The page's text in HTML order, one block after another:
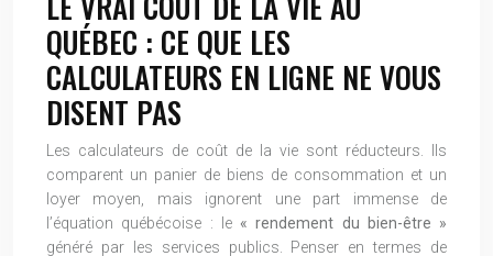
QUÉBEC : CE QUE LES
CALCULATEURS EN LIGNE NE VOUS
DISENT PAS
Les calculateurs de coût de la vie sont réducteurs. Ils
comparent un panier de biens de consommation et un
loyer moyen, mais ignorent une part immense de
l’équation québécoise : le « rendement du bien-être »
généré par les services publics. Penser en termes de